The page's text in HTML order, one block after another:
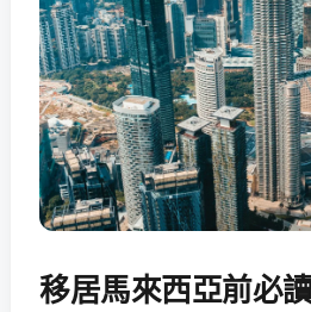
移居馬來西亞前必